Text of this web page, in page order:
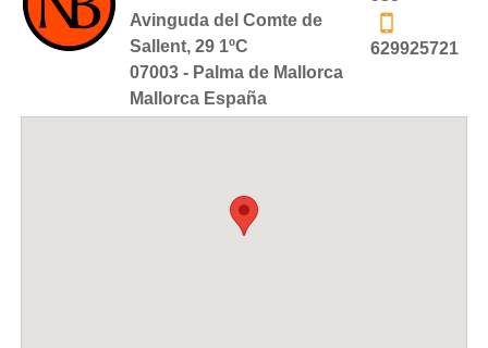
Avinguda del Comte de
Sallent, 29 1ºC
07003 - Palma de Mallorca
Mallorca España
629925721